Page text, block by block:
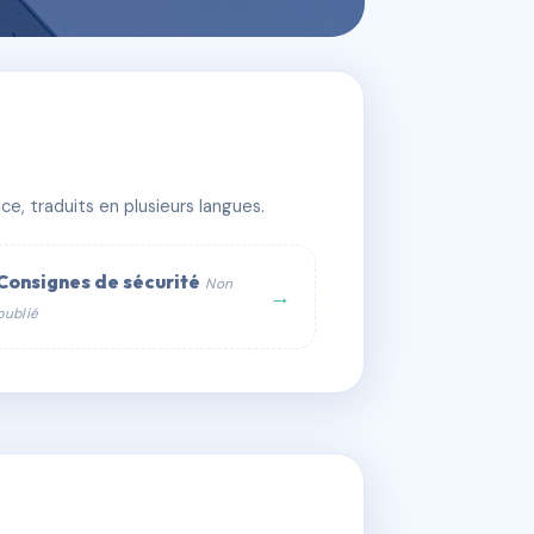
traduits en plusieurs langues.
de sécurité Non
→